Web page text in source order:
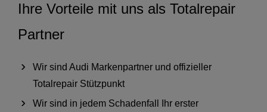
Ihre Vorteile mit uns als Totalrepair
Partner
Wir sind Audi Markenpartner und offizieller
Totalrepair Stützpunkt
Wir sind in jedem Schadenfall Ihr erster